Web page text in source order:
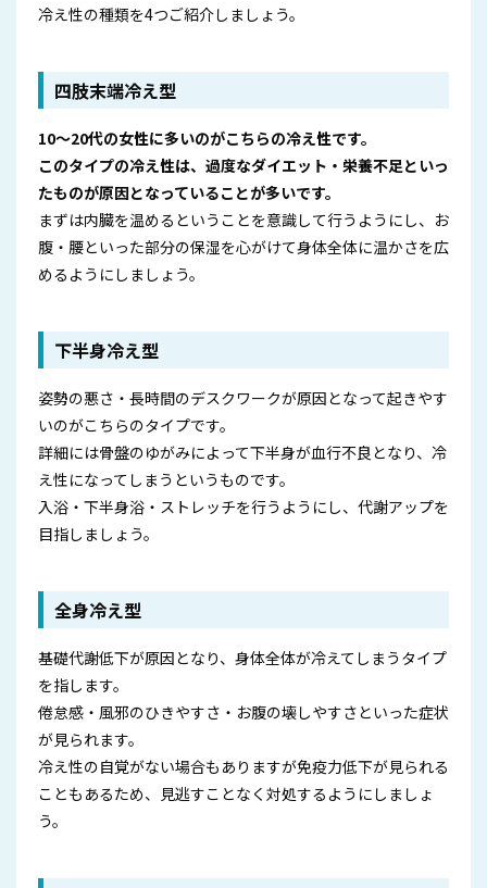
冷え性の種類を4つご紹介しましょう。
四肢末端冷え型
10～20代の女性に多いのがこちらの冷え性です。
このタイプの冷え性は、過度なダイエット・栄養不足といっ
たものが原因となっていることが多いです。
まずは内臓を温めるということを意識して行うようにし、お
腹・腰といった部分の保湿を心がけて身体全体に温かさを広
めるようにしましょう。
下半身冷え型
姿勢の悪さ・長時間のデスクワークが原因となって起きやす
いのがこちらのタイプです。
詳細には骨盤のゆがみによって下半身が血行不良となり、冷
え性になってしまうというものです。
入浴・下半身浴・ストレッチを行うようにし、代謝アップを
目指しましょう。
全身冷え型
基礎代謝低下が原因となり、身体全体が冷えてしまうタイプ
を指します。
倦怠感・風邪のひきやすさ・お腹の壊しやすさといった症状
が見られます。
冷え性の自覚がない場合もありますが免疫力低下が見られる
こともあるため、見逃すことなく対処するようにしましょ
う。